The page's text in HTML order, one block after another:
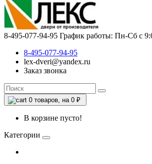
8-495-077-94-95 График работы: Пн-Сб с
8-495-077-94-95
lex-dveri@yandex.ru
Заказ звонка
0 товаров, на 0 ₽
В корзине пусто!
Категории